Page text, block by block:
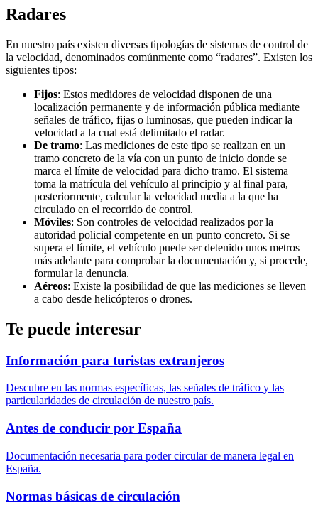
Radares
En nuestro país existen diversas tipologías de sistemas de control de
la velocidad, denominados comúnmente como “radares”. Existen los
siguientes tipos:
Fijos: Estos medidores de velocidad disponen de una
localización permanente y de información pública mediante
señales de tráfico, fijas o luminosas, que pueden indicar la
velocidad a la cual está delimitado el radar.
De tramo: Las mediciones de este tipo se realizan en un
tramo concreto de la vía con un punto de inicio donde se
marca el límite de velocidad para dicho tramo. El sistema
toma la matrícula del vehículo al principio y al final para,
posteriormente, calcular la velocidad media a la que ha
circulado en el recorrido de control.
Móviles: Son controles de velocidad realizados por la
autoridad policial competente en un punto concreto. Si se
supera el límite, el vehículo puede ser detenido unos metros
más adelante para comprobar la documentación y, si procede,
formular la denuncia.
Aéreos: Existe la posibilidad de que las mediciones se lleven
a cabo desde helicópteros o drones.
Te puede interesar
Información para turistas extranjeros
Descubre en las normas específicas, las señales de tráfico y las
particularidades de circulación de nuestro país.
Antes de conducir por España
Documentación necesaria para poder circular de manera legal en
España.
Normas básicas de circulación